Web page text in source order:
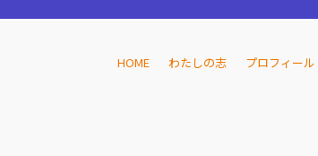
HOME わたしの志 プロフィール